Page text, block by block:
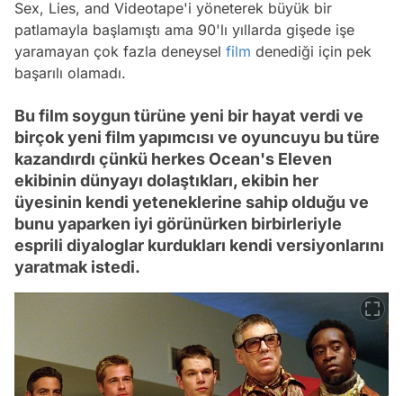
Sex, Lies, and Videotape'i yöneterek büyük bir
patlamayla başlamıştı ama 90'lı yıllarda gişede işe
yaramayan çok fazla deneysel film denediği için pek
başarılı olamadı.
Bu film soygun türüne yeni bir hayat verdi ve
birçok yeni film yapımcısı ve oyuncuyu bu türe
kazandırdı çünkü herkes Ocean's Eleven
ekibinin dünyayı dolaştıkları, ekibin her
üyesinin kendi yeteneklerine sahip olduğu ve
bunu yaparken iyi görünürken birbirleriyle
esprili diyaloglar kurdukları kendi versiyonlarını
yaratmak istedi.